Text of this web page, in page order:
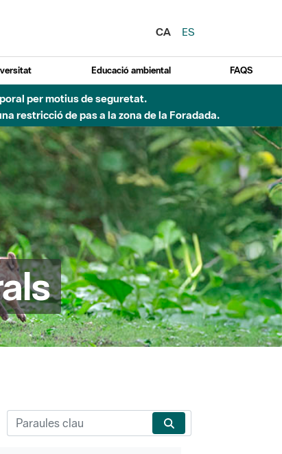
CA
ES
Educació ambiental FAQS
per motius de seguretat.
restricció de pas a la zona de la Foradada.